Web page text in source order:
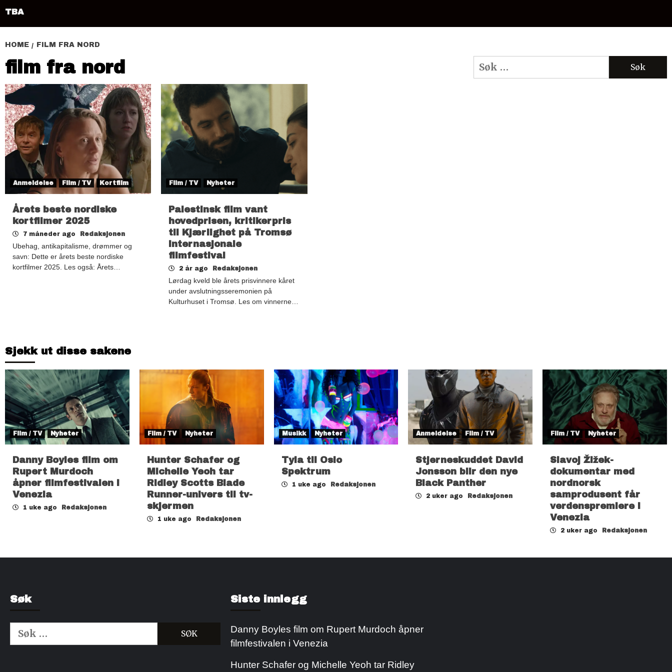
TBA
HOME FILM FRA NORD
film fra nord
Anmeldelse Film / TV Kortfilm
Årets beste nordiske
kortfilmer 2025
7 måneder ago Redaksjonen
Ubehag, antikapitalisme, drømmer og
savn: Dette er årets beste nordiske
kortfilmer 2025. Les også: Årets…
Film / TV Nyheter
Palestinsk film vant
hovedprisen, kritikerpris
til Kjærlighet på Tromsø
internasjonale
filmfestival
2 år ago Redaksjonen
Lørdag kveld ble årets prisvinnere kåret
under avslutningsseremonien på
Kulturhuset i Tromsø. Les om vinnerne…
Søk
etter:
Sjekk ut disse sakene
Film / TV Nyheter
Danny Boyles film om
Rupert Murdoch
åpner filmfestivalen i
Venezia
1 uke ago Redaksjonen
Film / TV Nyheter
Hunter Schafer og
Michelle Yeoh tar
Ridley Scotts Blade
Runner-univers til tv-
skjermen
1 uke ago Redaksjonen
Musikk Nyheter
Tyla til Oslo
Spektrum
1 uke ago Redaksjonen
Anmeldelse Film / TV
Stjerneskuddet David
Jonsson blir den nye
Black Panther
2 uker ago Redaksjonen
Film / TV Nyheter
Slavoj Žižek-
dokumentar med
nordnorsk
samprodusent får
verdenspremiere i
Venezia
2 uker ago Redaksjonen
Søk
Søk
etter:
Siste innlegg
Danny Boyles film om Rupert Murdoch åpner
filmfestivalen i Venezia
Hunter Schafer og Michelle Yeoh tar Ridley